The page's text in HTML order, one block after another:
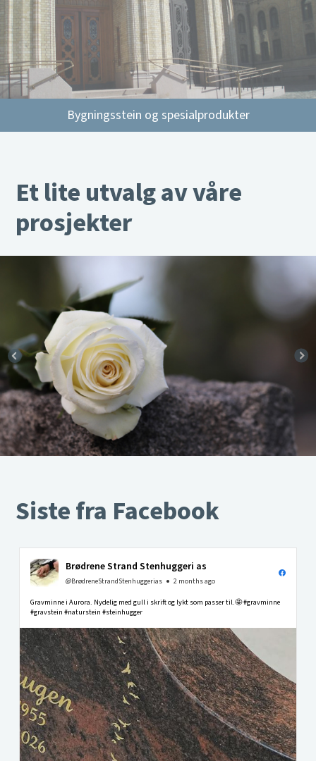
Bygningsstein og spesialprodukter
Et lite utvalg av våre
prosjekter
Siste fra Facebook
Brødrene Strand Stenhuggeri as
@BrødreneStrandStenhuggerias 2 months ago
Gravminne i Aurora. Nydelig med gull i skrift og lykt som passer til.🤩 #gravminne
#gravstein #naturstein #steinhugger